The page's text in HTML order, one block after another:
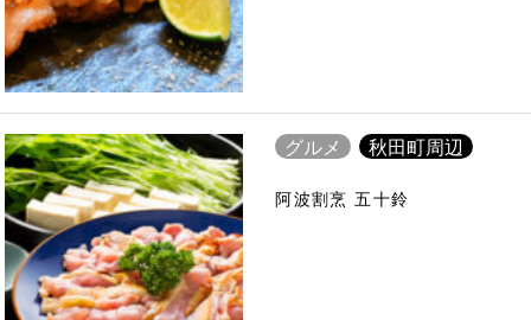
グルメ 秋田町周辺
阿波割烹 五十鈴